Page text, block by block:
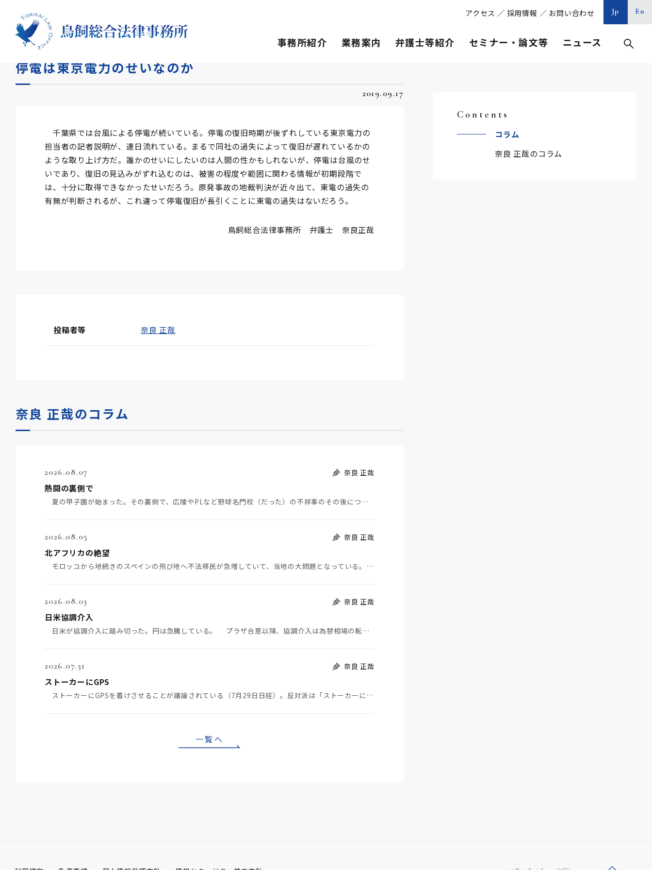
アクセス ／ 採用情報 ／ お問い合わせ Jp En
事務所紹介 業務案内 弁護士等紹介 セミナー・論文等 ニュース
HOME
停電は東京電力のせいなのか
2019.09.17
千葉県では台風による停電が続いている。停電の復旧時期が後ずれしている東京電力の
担当者の記者説明が、連日流れている。まるで同社の過失によって復旧が遅れているかの
ような取り上げ方だ。誰かのせいにしたいのは人間の性かもしれないが、停電は台風のせ
いであり、復旧の見込みがずれ込むのは、被害の程度や範囲に関わる情報が初期段階で
は、十分に取得できなかったせいだろう。原発事故の地裁判決が近々出て、東電の過失の
有無が判断されるが、これ違って停電復旧が長引くことに東電の過失はないだろう。
鳥飼総合法律事務所 弁護士 奈良正哉
投稿者等 奈良 正哉
奈良 正哉のコラム
2026.08.07 奈良 正哉
熱闘の裏側で
夏の甲子園が始まった。その裏側で、広陵やPLなど野球名門校（だった）の不祥事のその後について、「熱…
2026.08.05 奈良 正哉
北アフリカの絶望
モロッコから地続きのスペインの飛び地へ不法移民が急増していて、当地の大問題となっている。「海を泳い…
2026.08.03 奈良 正哉
日米協調介入
日米が協調介入に踏み切った。円は急騰している。 プラザ合意以降、協調介入は為替相場の転機になって…
2026.07.31 奈良 正哉
ストーカーにGPS
ストーカーにGPSを着けさせることが議論されている（7月29日日経）。反対派は「ストーカーにも人権…
一覧へ
Contents
コラム
奈良 正哉のコラム